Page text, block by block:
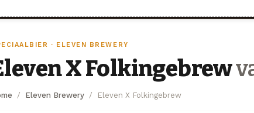
· ELEVEN BREWERY
X Folkingebrew
Eleven Brewery Eleven X Folkingebrew